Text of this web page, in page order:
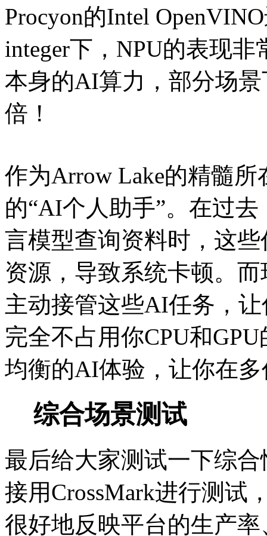
Procyon的Intel
integer下，NPU的表现
本身的AI算力，部分场
倍！
作为Arrow Lake的精髓
的“AI个人助手”。在过
言模型查询资料时，这
资源，导致系统卡顿。
主动接管这些AI任务，
完全不占用你CPU和
均衡的AI体验，让你在
综合场景测试
最后给大家测试一下综
接用CrossMark进行测试
很好地反映平台的生产